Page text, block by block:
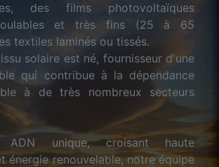
des films photovoltaïques
et très fins (25 à 65
textiles laminés ou tissés.
solaire est né, fournisseur d'une
qui contribue à la dépendance
à de très nombreux secteurs
ADN unique, croisant haute
énergie renouvelable, notre équipe